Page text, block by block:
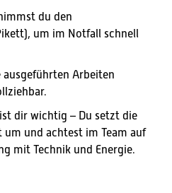
du den
um im Notfall schnell
Arbeiten
dir wichtig – Du setzt die
um und achtest im Team auf
mit Technik und Energie.